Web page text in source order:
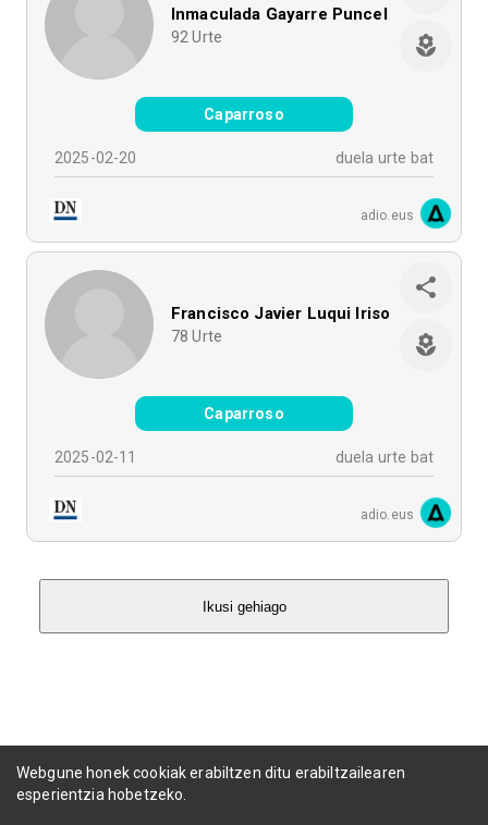
Inmaculada Gayarre Puncel
92 Urte
Caparroso
2025-02-20 duela urte bat
adio.eus
Francisco Javier Luqui Iriso
78 Urte
Caparroso
2025-02-11 duela urte bat
adio.eus
Ikusi gehiago
Webgune honek cookiak erabiltzen ditu erabiltzailearen
esperientzia hobetzeko.